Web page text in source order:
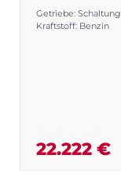
Getriebe: Schaltung
Kraftstoff: Benzin
22.222 €